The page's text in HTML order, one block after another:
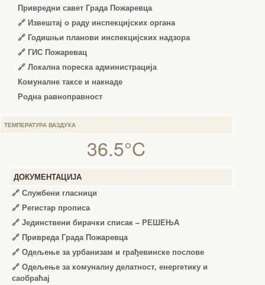
Привредни савет Града Пожаревца
🔗 Извештај о раду инспекцијских органа
🔗 Годишњи планови инспекцијских надзора
🔗 ГИС Пожаревац
🔗 Локална пореска администрација
Комуналне таксе и накнаде
Родна равноправност
ТЕМПЕРАТУРА ВАЗДУХА
36.5°C
ДОКУМЕНТАЦИЈА
🔗 Службени гласници
🔗 Регистар прописа
🔗 Јединствени бирачки списак – РЕШЕЊА
🔗 Привреда Града Пожаревца
🔗 Одељење за урбанизам и грађевинске послове
🔗 Одељење за комуналну делатност, енергетику и
саобраћај